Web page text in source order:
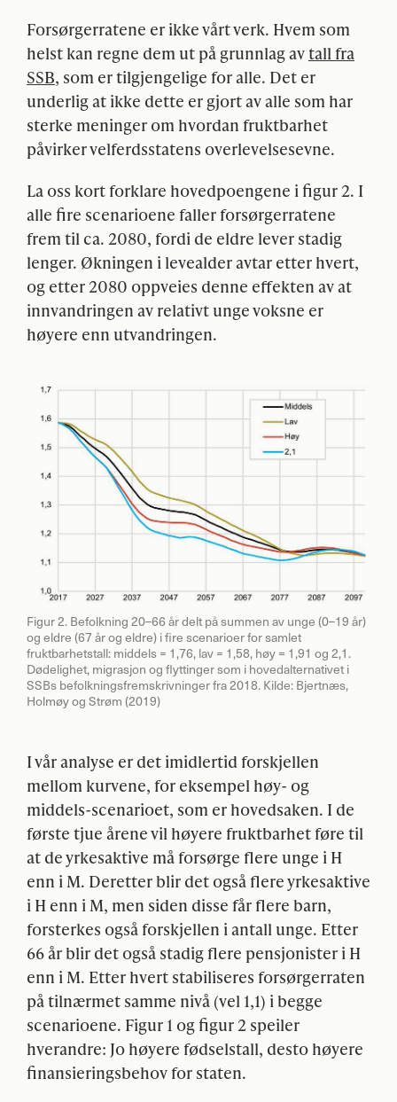
Forsørgerratene er ikke vårt verk. Hvem som
helst kan regne dem ut på grunnlag avtall fra
SSB, som er tilgjengelige for alle. Det er
underlig at ikke dette er gjort av alle som har
sterke meninger om hvordan fruktbarhet
påvirker velferdsstatens overlevelsesevne.
La oss kort forklare hovedpoengene i figur 2. I
alle fire scenarioene faller forsørgerratene
frem til ca. 2080, fordi de eldre lever stadig
lenger. Økningen i levealder avtar etter hvert,
og etter 2080 oppveies denne effekten av at
innvandringen av relativt unge voksne er
høyere enn utvandringen.
Figur 2. Befolkning 20–66 år delt på summen av unge (0–19 år)
og eldre (67 år og eldre) i fire scenarioer for samlet
fruktbarhetstall: middels = 1,76, lav = 1,58, høy = 1,91 og 2,1.
Dødelighet, migrasjon og flyttinger som i hovedalternativet i
SSBs befolkningsfremskrivninger fra 2018. Kilde: Bjertnæs,
Holmøy og Strøm (2019)
I vår analyse er det imidlertid forskjellen
mellom kurvene, for eksempel høy- og
middels-scenarioet, som er hovedsaken. I de
første tjue årene vil høyere fruktbarhet føre til
at de yrkesaktive må forsørge flere unge i H
enn i M. Deretter blir det også flere yrkesaktive
i H enn i M, men siden disse får flere barn,
forsterkes også forskjellen i antall unge. Etter
66 år blir det også stadig flere pensjonister i H
enn i M. Etter hvert stabiliseres forsørgerraten
på tilnærmet samme nivå (vel 1,1) i begge
scenarioene. Figur 1 og figur 2 speiler
hverandre: Jo høyere fødselstall, desto høyere
finansieringsbehov for staten.